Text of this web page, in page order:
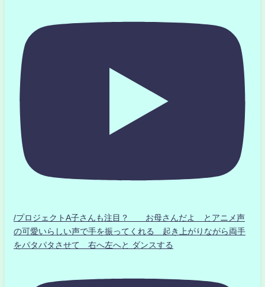
/プロジェクトA子さんも注目？ お母さんだよ とアニメ声
の可愛いらしい声で手を振ってくれる 起き上がりながら両手
をパタパタさせて 右へ左へと ダンスする